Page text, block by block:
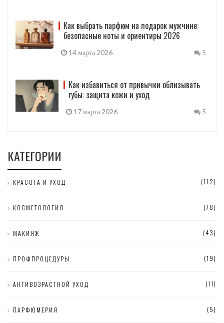
Как выбрать парфюм на подарок мужчине:
безопасные ноты и ориентиры 2026
14 марта 2026 5
Как избавиться от привычки облизывать
губы: защита кожи и уход
17 марта 2026 5
КАТЕГОРИИ
КРАСОТА И УХОД (112)
КОСМЕТОЛОГИЯ (78)
МАКИЯЖ (43)
ПРОФПРОЦЕДУРЫ (19)
АНТИВОЗРАСТНОЙ УХОД (11)
ПАРФЮМЕРИЯ (5)